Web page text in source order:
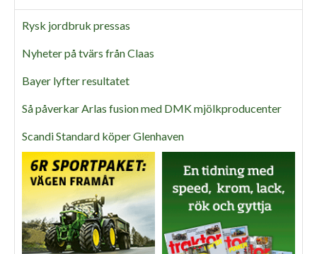
Rysk jordbruk pressas
Nyheter på tvärs från Claas
Bayer lyfter resultatet
Så påverkar Arlas fusion med DMK mjölkproducenter
Scandi Standard köper Glenhaven